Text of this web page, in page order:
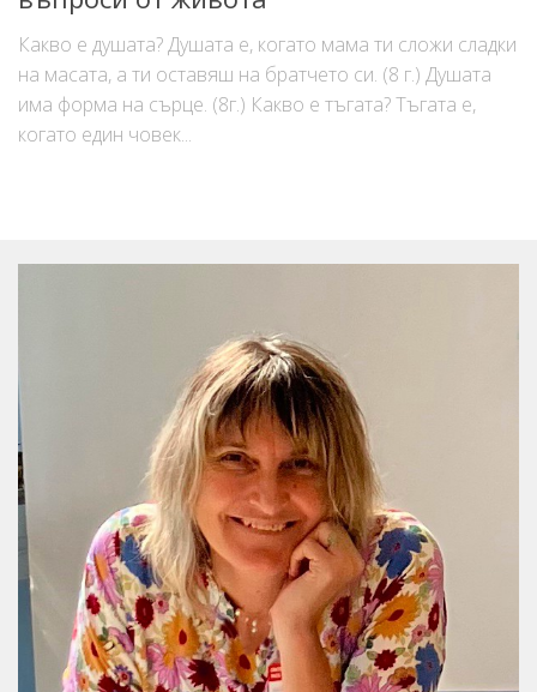
Тийнейджърите-как да ги обичаме
Страхове и техники за преодоляване
Емоционална интелигентност и справяне с чувствата
Вредни навици
Техники за самопомощ за деца и родители
Вдъхновяващи истории
Телевизия
Мои книги
Въпроси/Отговори
Отзиви
Адрес
Какво е душата? Душата е, когато мама ти сложи сладки
на масата, а ти оставяш на братчето си. (8 г.) Душата
има форма на сърце. (8г.) Какво е тъгата? Тъгата е,
когато един човек...